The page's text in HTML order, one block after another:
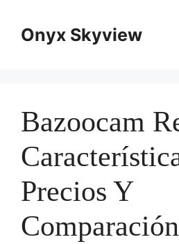
contentOnyx Skyview
Bazoocam
Precios Y